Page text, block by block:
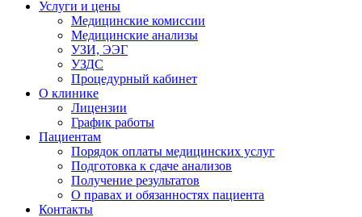
Услуги и цены
Медицинские комиссии
Медицинские анализы
УЗИ, ЭЭГ
УЗДС
Процедурный кабинет
О клинике
Лицензии
График работы
Пациентам
Порядок оплаты медицинских услуг
Подготовка к сдаче анализов
Получение результатов
О правах и обязанностях пациента
Контакты